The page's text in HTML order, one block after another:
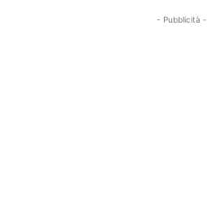
- Pubblicità -